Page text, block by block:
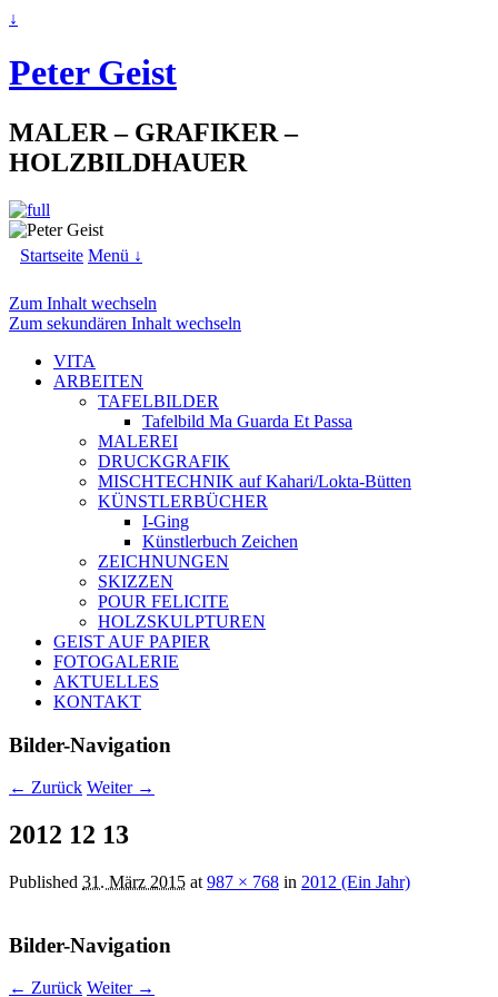
↓
Peter Geist
MALER – GRAFIKER –
HOLZBILDHAUER
Startseite Menü ↓
Zum Inhalt wechseln
Zum sekundären Inhalt wechseln
VITA
ARBEITEN
TAFELBILDER
Tafelbild Ma Guarda Et Passa
MALEREI
DRUCKGRAFIK
MISCHTECHNIK auf Kahari/Lokta-Bütten
KÜNSTLERBÜCHER
I-Ging
Künstlerbuch Zeichen
ZEICHNUNGEN
SKIZZEN
POUR FELICITE
HOLZSKULPTUREN
GEIST AUF PAPIER
FOTOGALERIE
AKTUELLES
KONTAKT
Bilder-Navigation
← Zurück Weiter →
2012 12 13
Published 31. März 2015 at 987 × 768 in 2012 (Ein Jahr)
Bilder-Navigation
← Zurück Weiter →